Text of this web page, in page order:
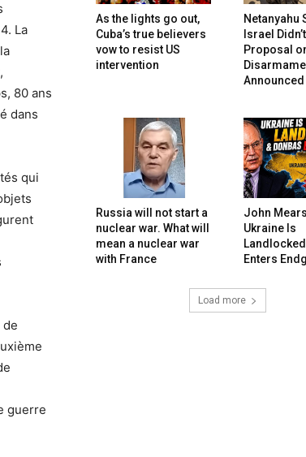
La
80 ans
dans
qui
de
guerre
As the lights go out,
Cuba’s true believers
vow to resist US
intervention
Netanyahu
Israel
Proposal
Russia will not start a
nuclear war. What will
mean a nuclear war
with France
John
Ukraine Is
Enters
Load more